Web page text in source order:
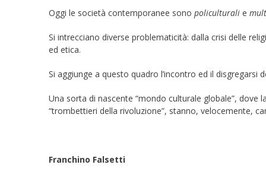
Oggi le società contemporanee sono policulturali e
Si intrecciano diverse problematicità: dalla crisi delle
ed etica.
Si aggiunge a questo quadro l’incontro ed il disgregarsi
Una sorta di nascente “mondo culturale globale”, dove
“trombettieri della rivoluzione”, stanno, velocemente,
Franchino Falsetti